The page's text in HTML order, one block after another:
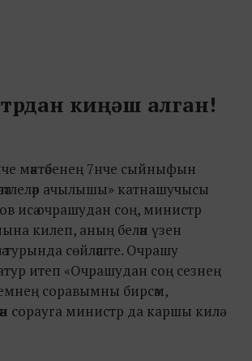
киңәш алган!
мәктәбенең 7нче сыйныфын
ачылышы» катнашучысы
исә очрашудан соң, министр
килеп, аның белән үзен
турында сөйләште. Очрашу
итеп «Очрашудан соң сезнең
соравымны бирсәм,
сорауга министр да каршы килә